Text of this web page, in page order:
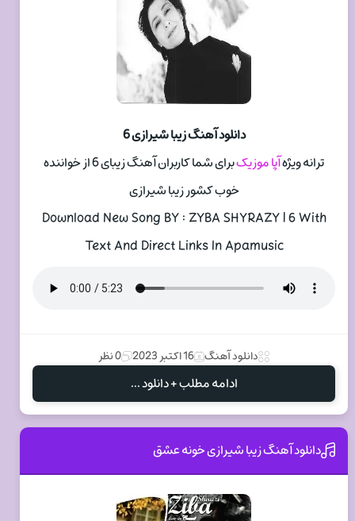
دانلود آهنگ زیبا شیرازی 6
ترانه ویژهآپا موزیک
برای شما کاربران آهنگ زیبای 6 از خواننده
خوب کشور زیبا شیرازی
Download New Song BY : ZYBA SHYRAZY | 6 With
Text And Direct Links In Apamusic
دانلود آهنگ 16 اکتبر 2023 0 نظر
ادامه مطلب + دانلود ...
دانلود آهنگ زیبا شیرازی خونه عشق